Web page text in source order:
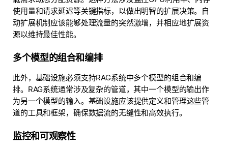
使用量和请求延迟等关键指标，以做出明智的扩展决策。自
动扩展机制应该能够处理流量的突然激增，并相应地扩展资
源以维持最佳性能。
多个模型的组合和编排
此外，基础设施必须支持RAG系统中多个模型的组合和编
排。RAG系统通常涉及复杂的管道，其中一个模型的输出作
为另一个模型的输入。基础设施应该提供定义和管理这些管
道的工具和框架，确保数据流的无缝性和高效执行。
监控和可观察性